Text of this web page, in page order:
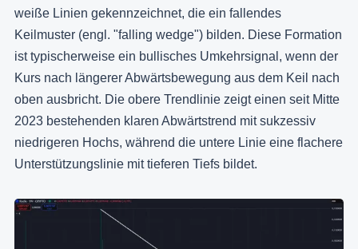
weiße Linien gekennzeichnet, die ein fallendes
Keilmuster (engl. "falling wedge") bilden. Diese Formation
ist typischerweise ein bullisches Umkehrsignal, wenn der
Kurs nach längerer Abwärtsbewegung aus dem Keil nach
oben ausbricht. Die obere Trendlinie zeigt einen seit Mitte
2023 bestehenden klaren Abwärtstrend mit sukzessiv
niedrigeren Hochs, während die untere Linie eine flachere
Unterstützungslinie mit tieferen Tiefs bildet.